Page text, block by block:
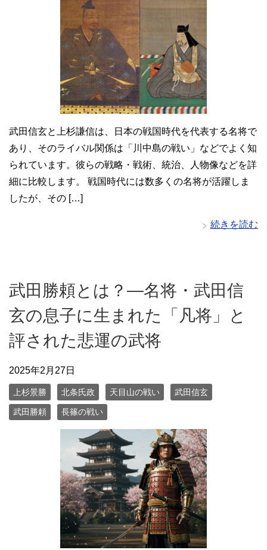
武田信玄と上杉謙信は、日本の戦国時代を代表する名将で
あり、そのライバル関係は「川中島の戦い」などでよく知
られています。彼らの戦略・戦術、統治、人物像などを詳
細に比較します。 戦国時代には数多くの名将が活躍しま
したが、その […]
続きを読む
武田勝頼とは？—名将・武田信
玄の息子に生まれた「凡将」と
評された悲運の武将
2025年2月27日
上杉景勝 北条氏政 天目山の戦い 武田信玄
武田勝頼 長篠の戦い